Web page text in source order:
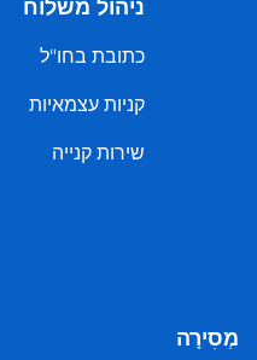
ניהול משלוח
כתובת בחו"ל
קניות עצמאיות
שירות קנייה
מְסִירָה